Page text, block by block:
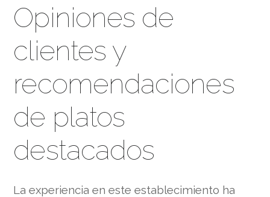
Opiniones de
clientes y
recomendaciones
de platos
destacados
La experiencia en este establecimiento ha